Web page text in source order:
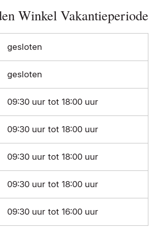
Winkel Vakantieperiode
gesloten
gesloten
09:30 uur tot 18:00 uur
09:30 uur tot 18:00 uur
09:30 uur tot 18:00 uur
09:30 uur tot 18:00 uur
09:30 uur tot 16:00 uur